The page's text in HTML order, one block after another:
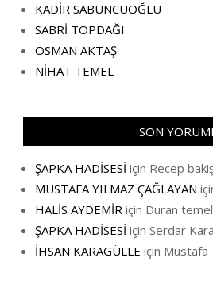
KADİR SABUNCUOĞLU
SABRİ TOPDAĞI
OSMAN AKTAŞ
NİHAT TEMEL
SON
ŞAPKA HADİSESİ için Recep
MUSTAFA YILMAZ ÇAĞLAYAN
HALİS AYDEMİR için Duran temel
ŞAPKA HADİSESİ için Serdar Kara
İHSAN KARAGÜLLE için Mustafa